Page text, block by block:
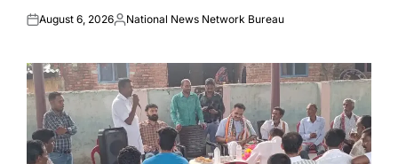
Posted
August 6, 2026Posted
National News Network Bureau